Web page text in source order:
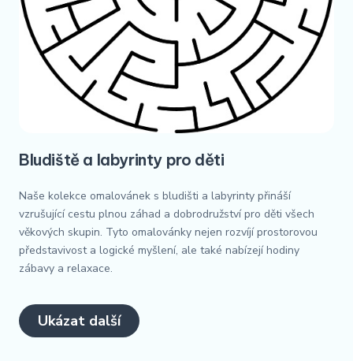
Bludiště a labyrinty pro děti
Naše kolekce omalovánek s bludišti a labyrinty přináší
vzrušující cestu plnou záhad a dobrodružství pro děti všech
věkových skupin. Tyto omalovánky nejen rozvíjí prostorovou
představivost a logické myšlení, ale také nabízejí hodiny
zábavy a relaxace.
Ukázat další